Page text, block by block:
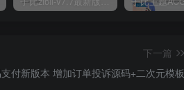
下一篇
付新版本 增加订单投诉源码+二次元模板